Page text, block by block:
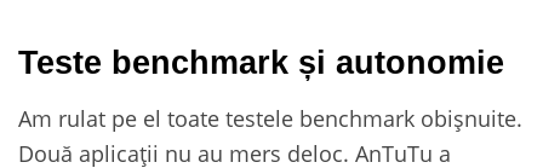
Teste benchmark și autonomie
Am rulat pe el toate testele benchmark obișnuite.
Două aplicații nu au mers deloc. AnTuTu a